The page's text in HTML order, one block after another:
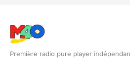
Première radio pure player